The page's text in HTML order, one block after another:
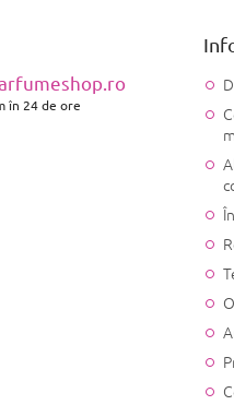
în 24 de ore